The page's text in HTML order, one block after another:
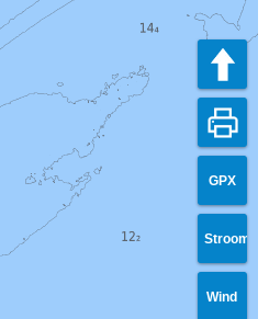
GPX
Stroom
Wind